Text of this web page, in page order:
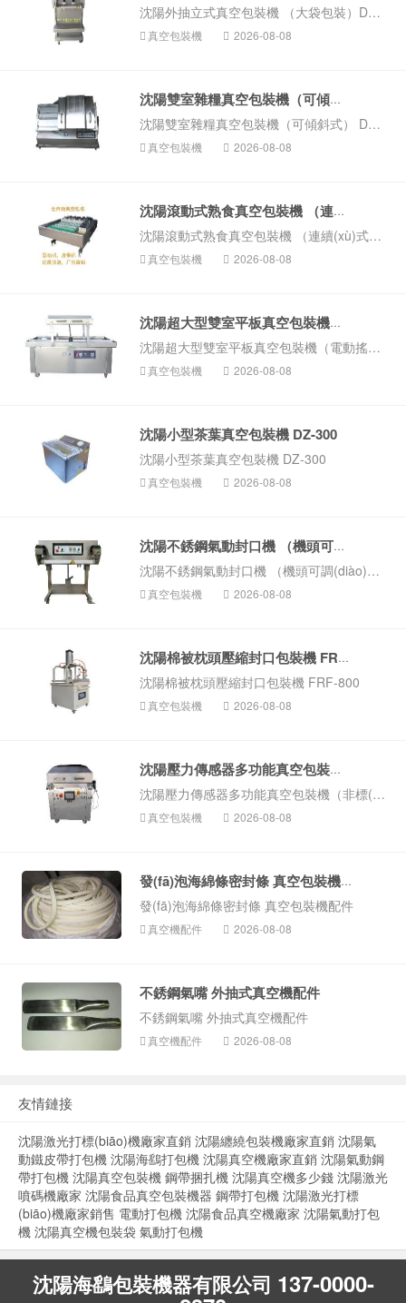
沈陽外抽立式真空包裝機 （大袋包裝）DZQ-600L
真空包裝機 2026-08-08
沈陽雙室雜糧真空包裝機（可傾斜式...
沈陽雙室雜糧真空包裝機（可傾斜式） DZ-600/2SL
真空包裝機 2026-08-08
沈陽滾動式熟食真空包裝機 （連續(xù)式...
沈陽滾動式熟食真空包裝機 （連續(xù)式） DZ-1000
真空包裝機 2026-08-08
沈陽超大型雙室平板真空包裝機（電...
沈陽超大型雙室平板真空包裝機（電動搖擺蓋） DZ-8002SA
真空包裝機 2026-08-08
沈陽小型茶葉真空包裝機 DZ-300
沈陽小型茶葉真空包裝機 DZ-300
真空包裝機 2026-08-08
沈陽不銹鋼氣動封口機 （機頭可調(diào)式...
沈陽不銹鋼氣動封口機 （機頭可調(diào)式） QF-600L
真空包裝機 2026-08-08
沈陽棉被枕頭壓縮封口包裝機 FRF-80...
沈陽棉被枕頭壓縮封口包裝機 FRF-800
真空包裝機 2026-08-08
沈陽壓力傳感器多功能真空包裝機（...
沈陽壓力傳感器多功能真空包裝機（非標(biāo)定制）
真空包裝機 2026-08-08
發(fā)泡海綿條密封條 真空包裝機配件
發(fā)泡海綿條密封條 真空包裝機配件
真空機配件 2026-08-08
不銹鋼氣嘴 外抽式真空機配件
不銹鋼氣嘴 外抽式真空機配件
真空機配件 2026-08-08
友情鏈接
沈陽激光打標(biāo)機廠家直銷 沈陽纏繞包裝機廠家直銷 沈陽氣
動鐵皮帶打包機 沈陽海鷂打包機 沈陽真空機廠家直銷 沈陽氣動鋼
帶打包機 沈陽真空包裝機 鋼帶捆扎機 沈陽真空機多少錢 沈陽激光
噴碼機廠家 沈陽食品真空包裝機器 鋼帶打包機 沈陽激光打標
(biāo)機廠家銷售 電動打包機 沈陽食品真空機廠家 沈陽氣動打包
機 沈陽真空機包裝袋 氣動打包機
沈陽海鷂包裝機器有限公司 137-0000-